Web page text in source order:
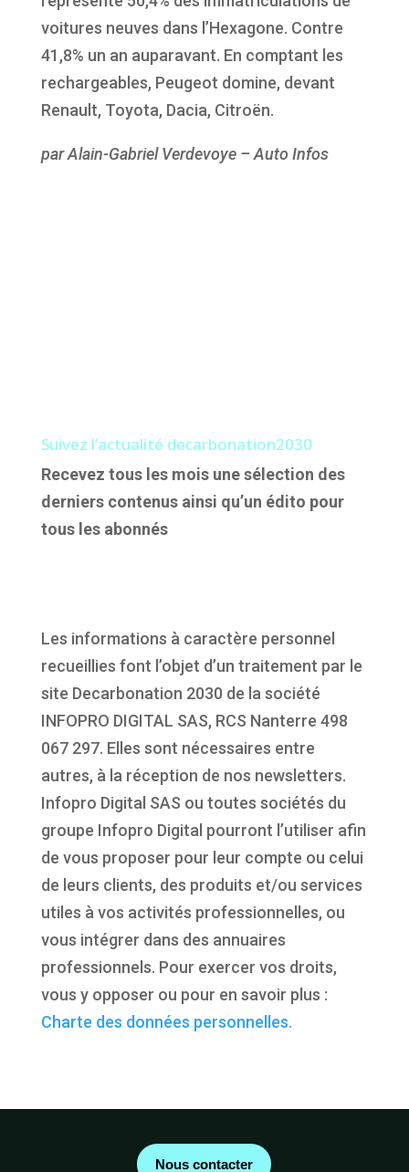
voitures neuves dans l’Hexagone. Contre
41,8% un an auparavant. En comptant les
rechargeables, Peugeot domine, devant
Renault, Toyota, Dacia, Citroën.
par Alain-Gabriel Verdevoye – Auto Infos
Suivez l’actualité decarbonation2030
Recevez tous les mois une sélection des
derniers contenus ainsi qu’un édito pour
tous les abonnés
Les informations à caractère personnel
recueillies font l’objet d’un traitement par le
site Decarbonation 2030 de la société
INFOPRO DIGITAL SAS, RCS Nanterre 498
067 297. Elles sont nécessaires entre
autres, à la réception de nos newsletters.
Infopro Digital SAS ou toutes sociétés du
groupe Infopro Digital pourront l’utiliser afin
de vous proposer pour leur compte ou celui
de leurs clients, des produits et/ou services
utiles à vos activités professionnelles, ou
vous intégrer dans des annuaires
professionnels. Pour exercer vos droits,
vous y opposer ou pour en savoir plus :
Charte des données personnelles.
Nous contacter